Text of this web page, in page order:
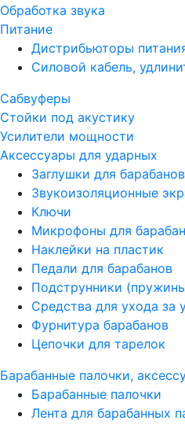
Обработка звука
Питание
Дистрибьюторы
Силовой кабель,
Сабвуферы
Стойки под акустику
Усилители мощности
Аксессуары для ударных
Заглушки для
Звукоизоляционные
Ключи
Микрофоны для
Наклейки на пластик
Педали для барабанов
Подструнники
Средства для ухода за
Фурнитура барабанов
Цепочки для тарелок
Барабанные палочки,
Барабанные палочки
Лента для барабанных